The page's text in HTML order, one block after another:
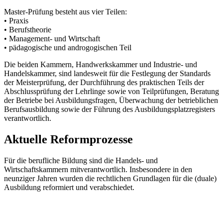
Master-Prüfung besteht aus vier Teilen:
• Praxis
• Berufstheorie
• Management- und Wirtschaft
• pädagogische und androgogischen Teil
Die beiden Kammern, Handwerkskammer und Industrie- und
Handelskammer, sind landesweit für die Festlegung der Standards
der Meisterprüfung, der Durchführung des praktischen Teils der
Abschlussprüfung der Lehrlinge sowie von Teilprüfungen, Beratung
der Betriebe bei Ausbildungsfragen, Überwachung der betrieblichen
Berufsausbildung sowie der Führung des Ausbildungsplatzregisters
verantwortlich.
Aktuelle Reformprozesse
Für die berufliche Bildung sind die Handels- und
Wirtschaftskammern mitverantwortlich. Insbesondere in den
neunziger Jahren wurden die rechtlichen Grundlagen für die (duale)
Ausbildung reformiert und verabschiedet.